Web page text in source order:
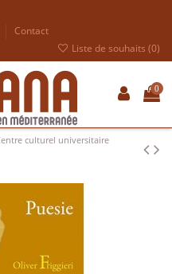
Contact
Liste de souhaits (0)
0
culturel universitaire